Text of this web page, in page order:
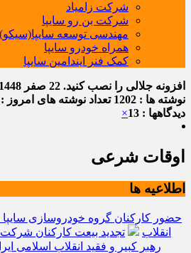
شرکت زامیاد
شرکت بن رو سایپا
مهندسی توسعه سایپا(سیکو)
همراه خودرو سایپا
کمک فنر ایندامین سایپا
افزونه جلالی را نصب کنید. 22 صفر 1448
نوشته ها : 1202
تعداد نوشته های امروز : 0
دیدگاهها : 13
×
اوقات شرعی
اطلاعیه ها
حضور کارکنان گروه خودروسازی
انقلاب
تجدید بیعت کارکنان
رهبر کبیر و فقید انقلاب اسلامی